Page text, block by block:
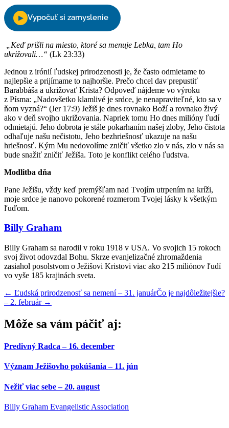
„Keď prišli na miesto, ktoré sa menuje Lebka, tam Ho
ukrižovali…“ (Lk 23:33)
Jednou z irónií ľudskej prirodzenosti je, že často odmietame to
najlepšie a prijímame to najhoršie. Prečo chcel dav prepustiť
Barabbáša a ukrižovať Krista? Odpoveď nájdeme vo výroku
z Písma: „Nadovšetko klamlivé je srdce, je nenapraviteľné, kto sa v
ňom vyzná?“ (Jer 17:9) Ježiš je dnes rovnako Boží a rovnako živý
ako v deň svojho ukrižovania. Napriek tomu Ho dnes milióny ľudí
odmietajú. Jeho dobrota je stále pokarhaním našej zloby, Jeho čistota
odhaľuje našu nečistotu, Jeho bezhriešnosť ukazuje na našu
hriešnosť. Kým Mu nedovolíme zničiť všetko zlo v nás, zlo v nás sa
bude snažiť zničiť Ježiša. Toto je konflikt celého ľudstva.
Modlitba dňa
Pane Ježišu, vždy keď premýšľam nad Tvojím utrpením na kríži,
moje srdce je nanovo pokorené rozmerom Tvojej lásky k všetkým
ľuďom.
Billy Graham
Billy Graham sa narodil v roku 1918 v USA. Vo svojich 15 rokoch
svoj život odovzdal Bohu. Skrze evanjelizačné zhromaždenia
zasiahol posolstvom o Ježišovi Kristovi viac ako 215 miliónov ľudí
vo vyše 185 krajinách sveta.
← Ľudská prirodzenosť sa nemení – 31. januárČo je najdôležitejšie?
– 2. február →
Môže sa vám páčiť aj:
Predivný Radca – 16. december
Význam Ježišovho pokúšania – 11. jún
Nežiť viac sebe – 20. august
Billy Graham Evangelistic Association